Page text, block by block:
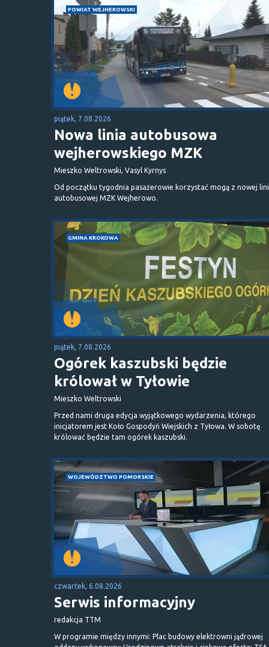
POWIAT WEJHEROWSKI
piątek, 7.08.2026
Nowa linia autobusowa
wejherowskiego MZK
Mieszko Weltrowski, Vasyl Kyrnys
Od początku tygodnia pasażerowie korzystać mogą z nowej
autobusowej MZK Wejherowo.
GMINA KROKOWA
piątek, 7.08.2026
Ogórek kaszubski będzie
królował w Tyłowie
Mieszko Weltrowski
Przed nami druga edycja wyjątkowego wydarzenia, którego
inicjatorem jest Koło Gospodyń Wiejskich z Tyłowa. W sobotę
królować będzie tam ogórek kaszubski.
WOJEWÓDZTWO POMORSKIE
czwartek, 6.08.2026
Serwis informacyjny
redakcja TTM
W programie między innymi: Plac budowy elektrowni jądrowej